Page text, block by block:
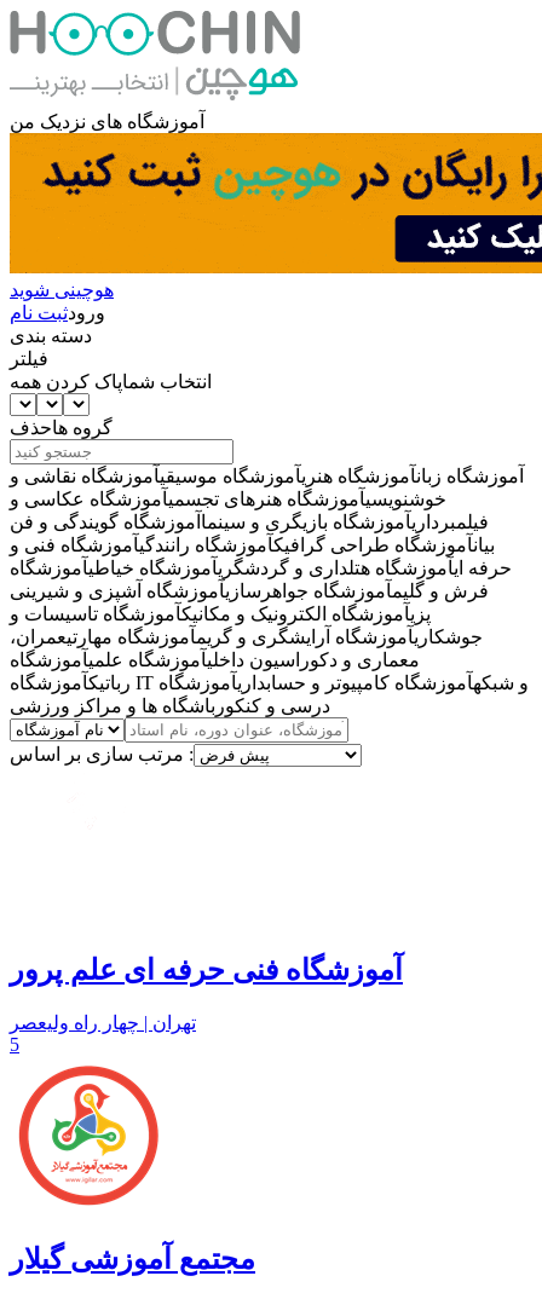
آموزشگاه های نزدیک من
هوچینی شوید
ورودثبت نام
دسته بندی
فیلتر
انتخاب شماپاک کردن همه
گروه هاحذف
آموزشگاه زبانآموزشگاه هنریآموزشگاه موسیقیآموزشگاه نقاشی و
خوشنویسیآموزشگاه هنرهای تجسمیآموزشگاه عکاسی و
فیلمبرداریآموزشگاه بازیگری و سینما آموزشگاه گویندگی و فن
بیانآموزشگاه طراحی گرافیکآموزشگاه رانندگیآموزشگاه فنی و
حرفه ایآموزشگاه هتلداری و گردشگریآموزشگاه خیاطیآموزشگاه
فرش و گلیمآموزشگاه جواهرسازیآموزشگاه آشپزی و شیرینی
پزیآموزشگاه الکترونیک و مکانیکآموزشگاه تاسیسات و
جوشکاریآموزشگاه آرایشگری و گریمآموزشگاه مهارتیعمران،
معماری و دکوراسیون داخلیآموزشگاه علمیآموزشگاه
رباتیک
آموزشگاه IT و شبکهآموزشگاه کامپیوتر و حسابداریآموزشگاه
درسی و کنکور باشگاه ها و مراکز ورزشی
مرتب سازی بر اساس :
آموزشگاه فنی حرفه ای علم پرور
تهران | چهار راه ولیعصر
5
مجتمع آموزشی گیلار